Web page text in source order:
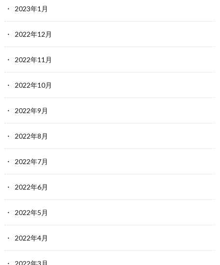
2023年1月
2022年12月
2022年11月
2022年10月
2022年9月
2022年8月
2022年7月
2022年6月
2022年5月
2022年4月
2022年3月